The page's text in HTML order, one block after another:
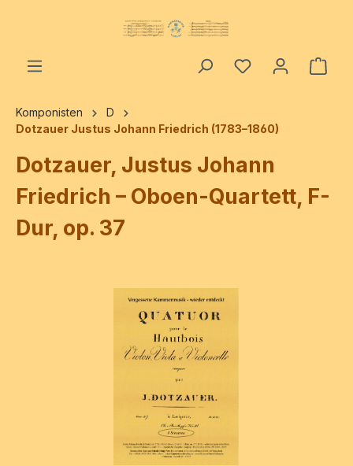
Komponisten
D
Dotzauer Justus Johann Friedrich (1783–1860)
Dotzauer, Justus Johann
Friedrich – Oboen-Quartett, F-
Dur, op. 37
Bildergalerie überspringen